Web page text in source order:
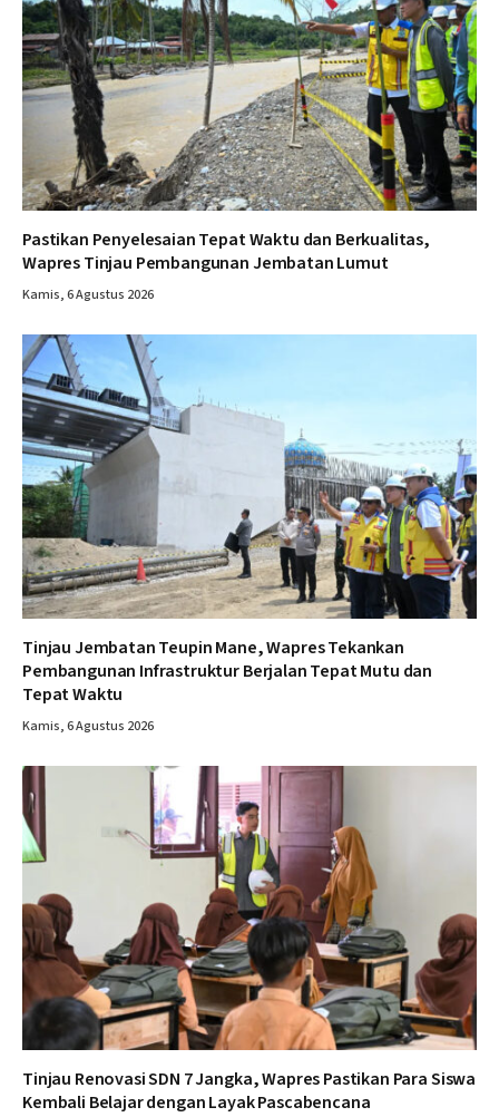
Pastikan Penyelesaian Tepat Waktu dan Berkualitas,
Wapres Tinjau Pembangunan Jembatan Lumut
Kamis, 6 Agustus 2026
Tinjau Jembatan Teupin Mane, Wapres Tekankan
Pembangunan Infrastruktur Berjalan Tepat Mutu dan
Tepat Waktu
Kamis, 6 Agustus 2026
Tinjau Renovasi SDN 7 Jangka, Wapres Pastikan Para Siswa
Kembali Belajar dengan Layak Pascabencana